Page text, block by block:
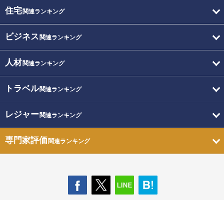
住宅関連ランキング
ビジネス 関連ランキング
人材関連ランキング
トラベル関連ランキング
レジャー関連ランキング
専門家評価関連ランキング